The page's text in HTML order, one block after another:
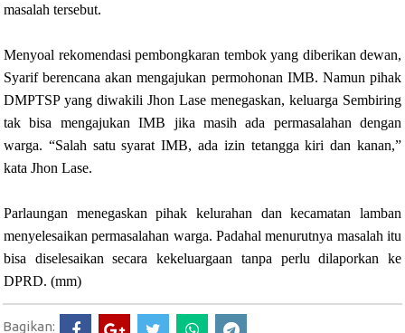
masalah tersebut.
Menyoal rekomendasi pembongkaran tembok yang diberikan dewan,
Syarif berencana akan mengajukan permohonan IMB. Namun pihak
DMPTSP yang diwakili Jhon Lase menegaskan, keluarga Sembiring
tak bisa mengajukan IMB jika masih ada permasalahan dengan
warga. “Salah satu syarat IMB, ada izin tetangga kiri dan kanan,”
kata Jhon Lase.
Parlaungan menegaskan pihak kelurahan dan kecamatan lamban
menyelesaikan permasalahan warga. Padahal menurutnya masalah itu
bisa diselesaikan secara kekeluargaan tanpa perlu dilaporkan ke
DPRD. (mm)
Bagikan: